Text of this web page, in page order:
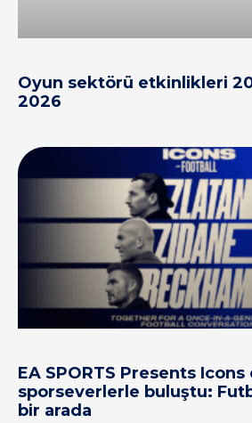
Oyun sektörü etkinlikleri
2026
EA SPORTS Presents Icons
sporseverlerle buluştu:
bir arada